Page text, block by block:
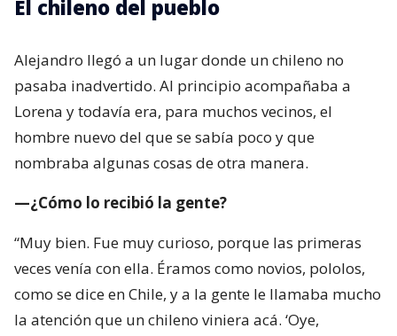
El chileno del pueblo
Alejandro llegó a un lugar donde un chileno no
pasaba inadvertido. Al principio acompañaba a
Lorena y todavía era, para muchos vecinos, el
hombre nuevo del que se sabía poco y que
nombraba algunas cosas de otra manera.
—¿Cómo lo recibió la gente?
“Muy bien. Fue muy curioso, porque las primeras
veces venía con ella. Éramos como novios, pololos,
como se dice en Chile, y a la gente le llamaba mucho
la atención que un chileno viniera acá. ‘Oye,